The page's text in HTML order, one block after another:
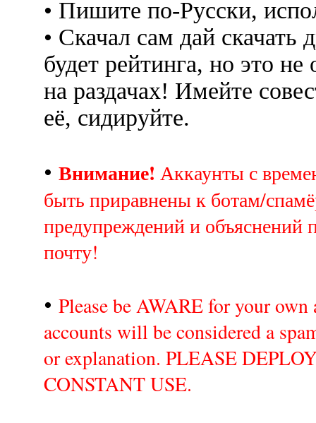
• Пишите по-Русски,
• Скачал сам дай скачать
будет рейтинга, но это не
на раздачах! Имейте
её, сидируйте.
• Внимание! Аккаунты с
быть приравнены к ботам/
предупреждений и объяснений
почту!
• Please be AWARE for your
accounts will be considered a
or explanation. PLEASE
CONSTANT USE.